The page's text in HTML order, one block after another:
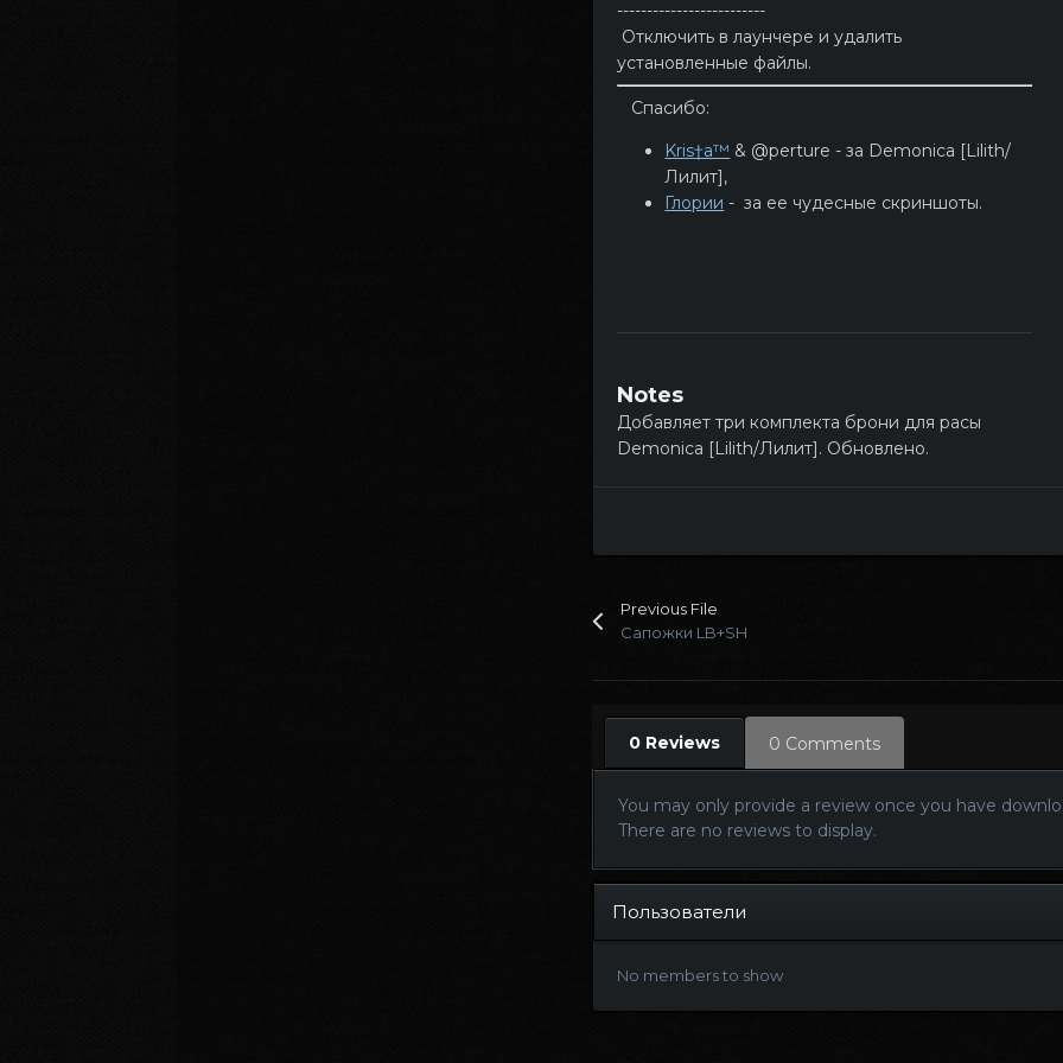
-------------------------
Отключить в лаунчере и удалить
установленные файлы.
Спасибо:
Kris†a™ & @perture - за Demonica [Lilith/
Лилит],
Глории - за ее чудесные скриншоты.
Notes
Добавляет три комплекта брони для расы
Demonica [Lilith/Лилит]. Обновлено.
Previous File
Сапожки LB+SH
0 Reviews 0 Comments
You may only provide a review once you have
There are no reviews to display.
Пользователи
No members to show